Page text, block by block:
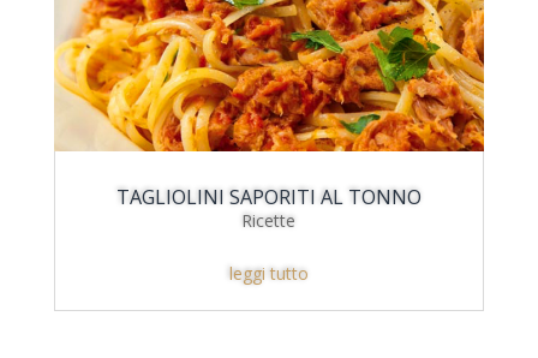
TAGLIOLINI SAPORITI AL TONNO
Ricette
leggi tutto